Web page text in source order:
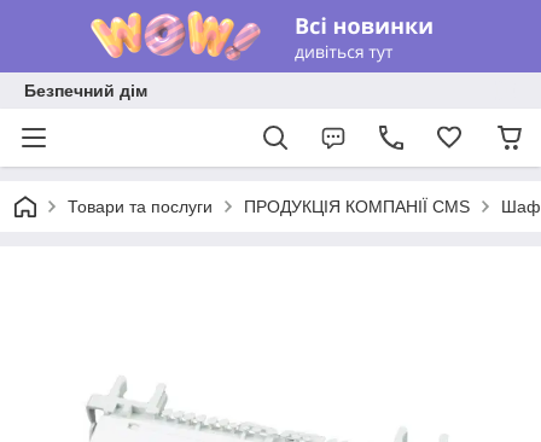
Безпечний дім
Товари та послуги ПРОДУКЦІЯ КОМПАНІЇ CMS